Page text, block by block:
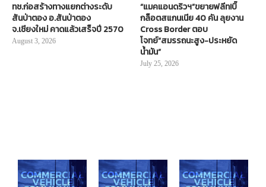
ทช.ก่อสร้างทางแยกต่างระดับ
สันป่าตอง อ.สันป่าตอง
จ.เชียงใหม่ คาดแล้วเสร็จปี 2570
August 3, 2026
“แมคแอนดริวฯ”ขยายฟลีท!บิ๊
กล็อตสแกนเนีย 40 คัน ลุยงาน
Cross Border ตอบ
โจทย์“สมรรถนะสูง-ประหยัด
น้ำมัน”
July 25, 2026